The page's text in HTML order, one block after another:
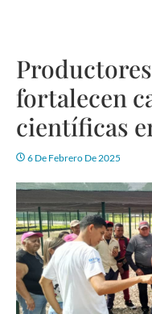
fortalecen
científicas
6 De Febrero De 2025